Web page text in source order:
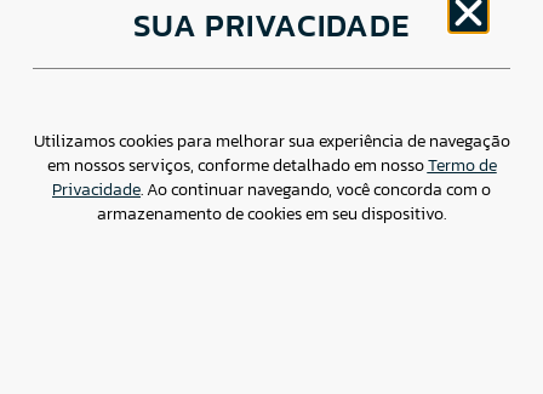
Av. Brigadeiro Faria Lima, 1779 – 5oAndar Jardim
Paulistano, São Paulo/ SP – CEP: 01452-914
Assessoria de imprensa: imprensa@csdbr.com
SUA PRIVACIDADE
Utilizamos cookies para melhorar sua experiência de navegação
em nossos serviços, conforme detalhado em nossoTermo de
Privacidade. Ao continuar navegando, você concorda com o
armazenamento de cookies em seu dispositivo.